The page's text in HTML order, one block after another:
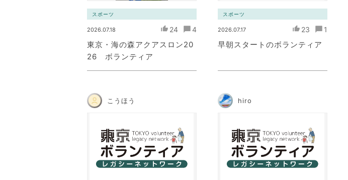
スポーツ
2026.07.18 24 4
東京・海の森アクアスロン20
26 ボランティア
スポーツ
2026.07.17 23 1
早朝スタートのボランティア
こうほう hiro